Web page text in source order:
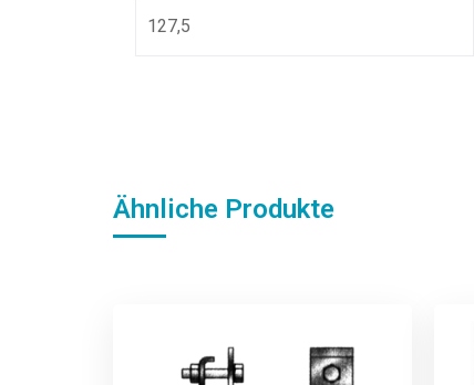
127,5
Ähnliche Produkte